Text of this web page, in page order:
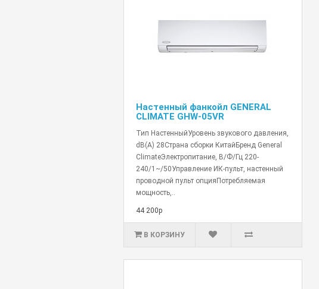
Настенный фанкойл GENERAL
CLIMATE GHW-05VR
Тип НастенныйУровень звукового давления,
dB(A) 28Страна сборки КитайБренд General
ClimateЭлектропитание, В/Ф/Гц 220-
240/1~/50Управление ИК-пульт, настенный
проводной пульт опцияПотребляемая
мощность,..
44 200р
В КОРЗИНУ